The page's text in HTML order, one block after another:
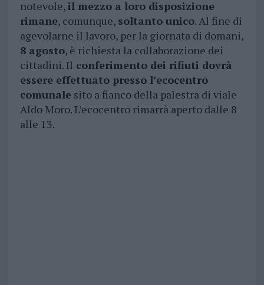
notevole,il mezzo a loro disposizione
rimane, comunque, soltanto unico. Al fine di
agevolarne il lavoro, per la giornata di domani,
8 agosto, è richiesta la collaborazione dei
cittadini. Il conferimento dei rifiuti dovrà
essere effettuato presso l’ecocentro
comunalesito a fianco della palestra di viale
Aldo Moro. L’ecocentro rimarrà aperto dalle 8
alle 13.